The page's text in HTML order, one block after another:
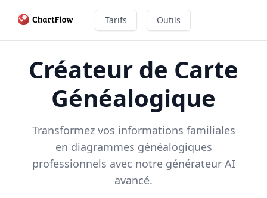
Tarifs Outils
Créateur de Carte
Généalogique
Transformez vos informations familiales
en diagrammes généalogiques
professionnels avec notre générateur AI
avancé.